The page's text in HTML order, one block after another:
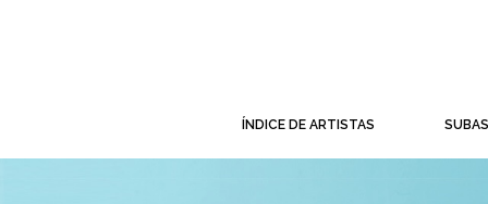
ÍNDICE DE ARTISTAS